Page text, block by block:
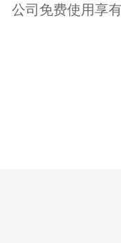
公司免费使用享